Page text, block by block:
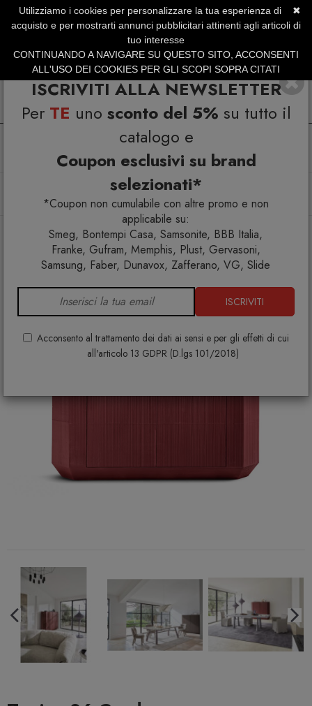
ISCRIVITI ALLA NEWSLETTER
Per TE uno sconto del 5% su tutto il
catalogo e
Coupon esclusivi su brand
selezionati*
*Coupon non cumulabile con altre promo e non
applicabile su:
Smeg, Bontempi Casa, Samsonite, BBB Italia,
Franke, Gufram, Memphis, Plust, Gervasoni,
Samsung, Faber, Dunavox, Zafferano, VG, Slide
ISCRIVITI
Acconsento al trattamento dei dati ai sensi e per gli effetti di cui
all'articolo 13 GDPR (D.lgs 101/2018)
SERVIZIO CLIENTI +39.0773.470.562
SUMMER SALES | Fino al 40% di Sconto
Arredo interno
Mobili contenitori
Tapies 86 Credenza
✖
Utilizziamo i cookies per personalizzare la tua esperienza di
acquisto e per mostrarti annunci pubblicitari attinenti agli articoli di
tuo interesse
CONTINUANDO A NAVIGARE SU QUESTO SITO, ACCONSENTI
ALL'USO DEI COOKIES PER GLI SCOPI SOPRA CITATI